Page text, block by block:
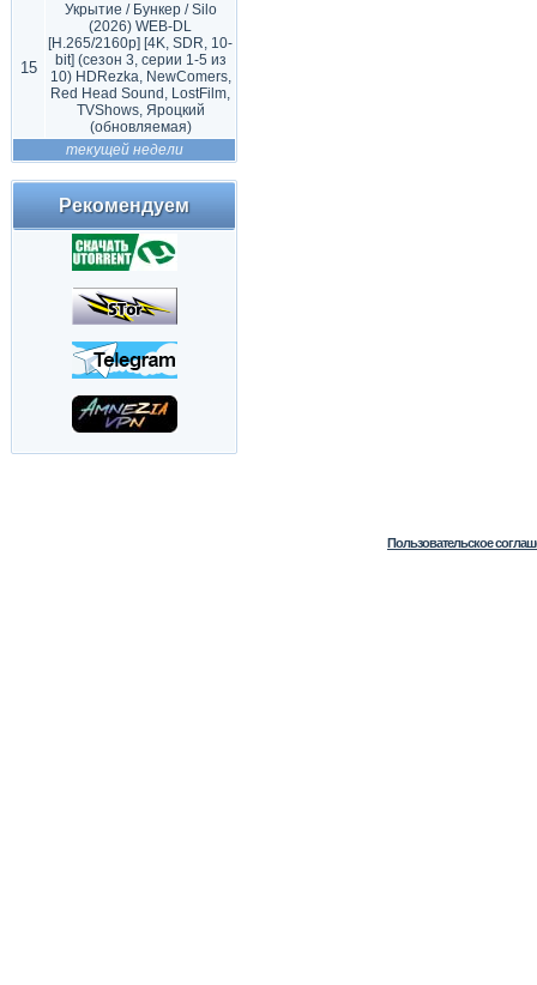
15
Укрытие / Бункер / Silo
(2026) WEB-DL
[H.265/2160p] [4K, SDR, 10-
bit] (сезон 3, серии 1-5 из
10) HDRezka, NewComers,
Red Head Sound, LostFilm,
TVShows, Яроцкий
(обновляемая)
текущей недели
Рекомендуем
Пользовательское